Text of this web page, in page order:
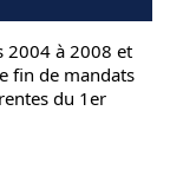
2004 à 2008 et
fin de mandats
du 1er